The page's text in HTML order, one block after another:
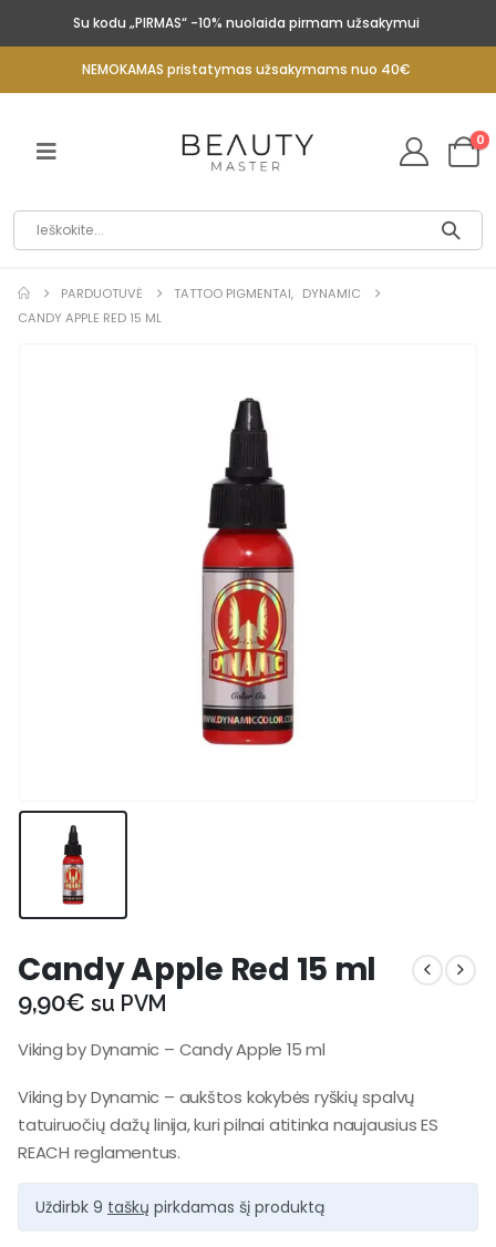
Su kodu „PIRMAS“ -10% nuolaida pirmam užsakymui
NEMOKAMAS pristatymas užsakymams nuo 40€
0
PARDUOTUVĖ TATTOO PIGMENTAI, DYNAMIC
CANDY APPLE RED 15 ML
Candy Apple Red 15 ml
9,90€ su PVM
Viking by Dynamic – Candy Apple 15 ml
Viking by Dynamic – aukštos kokybės ryškių spalvų
tatuiruočių dažų linija, kuri pilnai atitinka naujausius ES
REACH reglamentus.
Uždirbk 9 taškų pirkdamas šį produktą